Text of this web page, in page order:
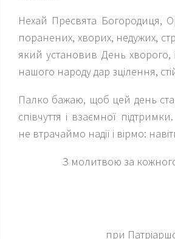
Нехай Пресвята Богородиця,
поранених, хворих, недужих,
який установив День хворого,
нашого народу дар зцілення,
Палко бажаю, щоб цей день
співчуття і взаємної
не втрачаймо надії і вірмо:
З молитвою за
при